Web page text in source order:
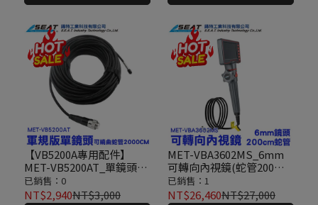
【VB5200A專用配件】
MET-VB5200AT_單鏡頭可
繞曲蛇管(2000公分)
已銷售：0
NT$2,940NT$3,000
MET-VBA3602MS_6mm
可轉向內視鏡(蛇管200公
分)
已銷售：1
NT$26,460NT$27,000